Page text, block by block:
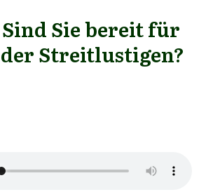
Sind Sie bereit für
Streitlustigen?